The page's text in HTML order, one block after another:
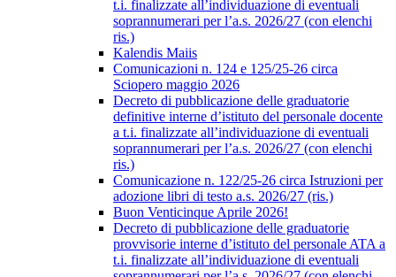
t.i. finalizzate all’individuazione di eventuali
soprannumerari per l’a.s. 2026/27 (con elenchi
ris.)
Kalendis Maiis
Comunicazioni n. 124 e 125/25-26 circa
Sciopero maggio 2026
Decreto di pubblicazione delle graduatorie
definitive interne d’istituto del personale docente
a t.i. finalizzate all’individuazione di eventuali
soprannumerari per l’a.s. 2026/27 (con elenchi
ris.)
Comunicazione n. 122/25-26 circa Istruzioni per
adozione libri di testo a.s. 2026/27 (ris.)
Buon Venticinque Aprile 2026!
Decreto di pubblicazione delle graduatorie
provvisorie interne d’istituto del personale ATA a
t.i. finalizzate all’individuazione di eventuali